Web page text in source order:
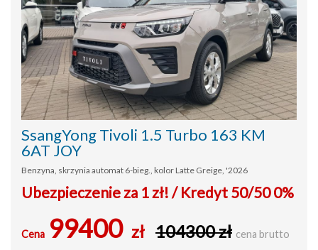
SsangYong Tivoli 1.5 Turbo 163 KM
6AT JOY
Benzyna, skrzynia automat 6-bieg., kolor Latte Greige, '2026
Ubezpieczenie za 1 zł! / Kredyt 50/50 0%
Cena 99400 zł 104300 zł cena brutto